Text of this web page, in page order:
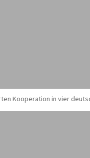
Kooperation in vier